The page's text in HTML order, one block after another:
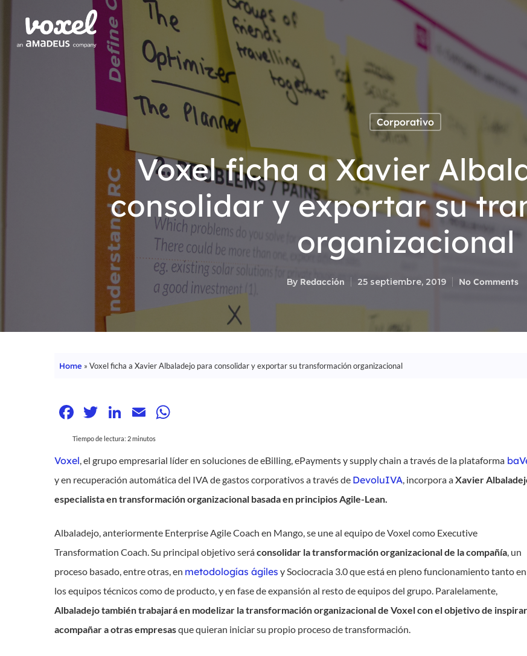
Hit enter to search or ESC to close
Corporativo
Voxel ficha a Xavier
consolidar y exportar su
organizacional
By Redacción 25 septiembre, 2019 No Comments
Home » Voxel ficha a Xavier Albaladejo para consolidar y exportar su transformación organizacional
Facebook
Twitter
LinkedIn
Email
Tiempo de lectura: 2minutos
Voxel, el grupo empresarial líder en soluciones de eBilling, ePayments y supply chain a través de la plataforma
y en recuperación automática del IVA de gastos corporativos a través de DevoluIVA, incorpora aXavier
especialista en transformación organizacional basada en principios Agile-Lean.
Albaladejo, anteriormente Enterprise Agile Coach en Mango, se une al equipo de Voxel como Executive
Transformation Coach. Su principal objetivo seráconsolidar la transformación organizacional de la compañía, un
proceso basado, entre otras, en metodologías ágiles y Sociocracia 3.0 que está en pleno funcionamiento tanto en
los equipos técnicos como de producto, y en fase de expansión al resto de equipos del grupo. Paralelamente,
Albaladejo también trabajará en modelizar la transformación organizacional de Voxel con el objetivo de
acompañar a otras empresasque quieran iniciar su propio proceso de transformación.